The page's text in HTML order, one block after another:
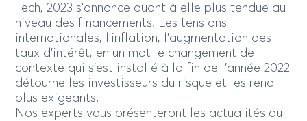
Tech, 2023 s’annonce quant à elle plus tendue au
niveau des financements. Les tensions
internationales, l’inflation, l’augmentation des
taux d’intérêt, en un mot le changement de
contexte qui s’est installé à la fin de l’année 2022
détourne les investisseurs du risque et les rend
plus exigeants.
Nos experts vous présenteront les actualités du